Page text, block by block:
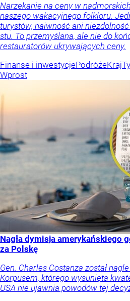
Narzekanie na ceny w
naszego wakacyjnego folkloru.
turystów, naiwność ani
stu. To przemyślana, ale nie do
restauratorów ukrywających ceny.
Finanse i inwestycjePodróżeKraj
Wprost
Nagła dymisja amerykańskiego
za Polskę
Gen. Charles Costanza został
Korpusem, którego wysunięta
USA nie ujawnia powodów tej